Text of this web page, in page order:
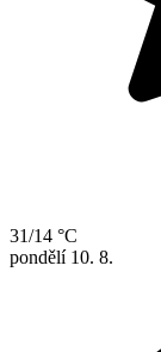
31/14 °C
pondělí 10. 8.